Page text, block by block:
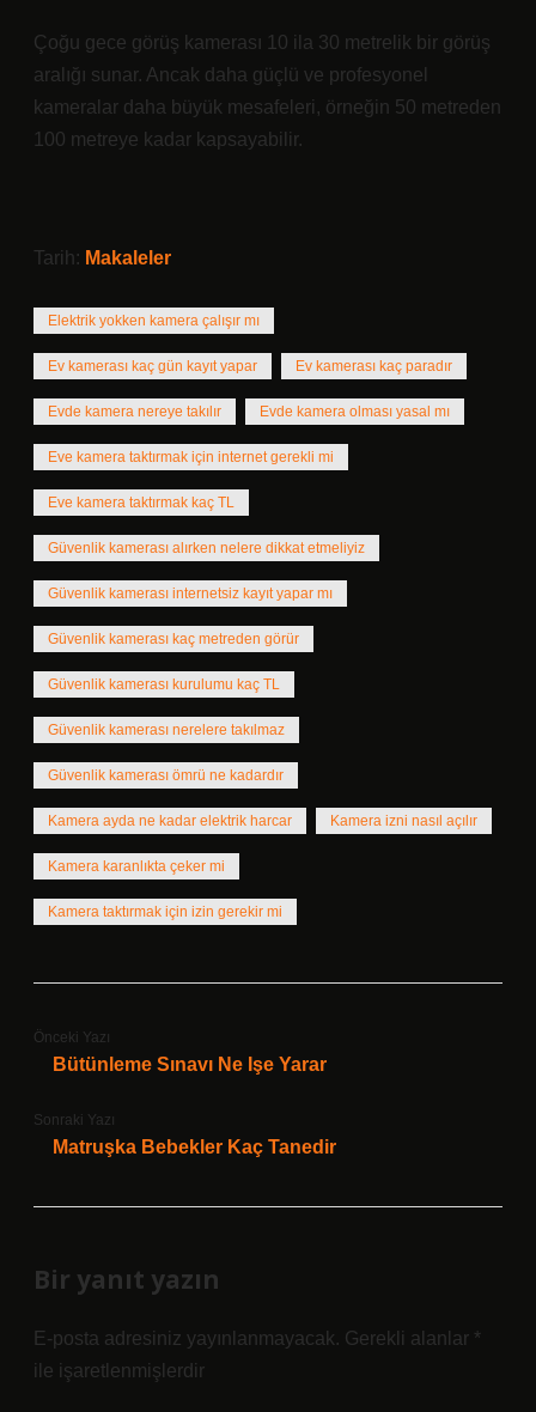
Çoğu gece görüş kamerası 10 ila 30 metrelik bir görüş
aralığı sunar. Ancak daha güçlü ve profesyonel
kameralar daha büyük mesafeleri, örneğin 50 metreden
100 metreye kadar kapsayabilir.
Tarih: Makaleler
Elektrik yokken kamera çalışır mı
Ev kamerası kaç gün kayıt yapar Ev kamerası kaç paradır
Evde kamera nereye takılır Evde kamera olması yasal mı
Eve kamera taktırmak için internet gerekli mi
Eve kamera taktırmak kaç TL
Güvenlik kamerası alırken nelere dikkat etmeliyiz
Güvenlik kamerası internetsiz kayıt yapar mı
Güvenlik kamerası kaç metreden görür
Güvenlik kamerası kurulumu kaç TL
Güvenlik kamerası nerelere takılmaz
Güvenlik kamerası ömrü ne kadardır
Kamera ayda ne kadar elektrik harcar Kamera izni nasıl açılır
Kamera karanlıkta çeker mi
Kamera taktırmak için izin gerekir mi
Önceki Yazı
Bütünleme Sınavı Ne Işe Yarar
Sonraki Yazı
Matruşka Bebekler Kaç Tanedir
Bir yanıt yazın
E-posta adresiniz yayınlanmayacak. Gerekli alanlar *
ile işaretlenmişlerdir